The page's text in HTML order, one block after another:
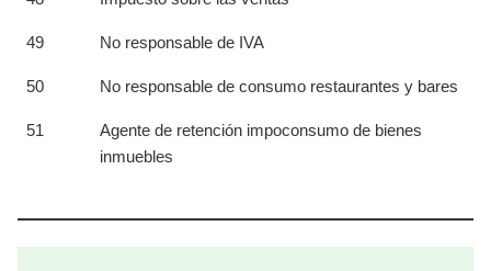
49 No responsable de IVA
50 No responsable de consumo restaurantes y bares
51
Agente de retención impoconsumo de bienes
inmuebles